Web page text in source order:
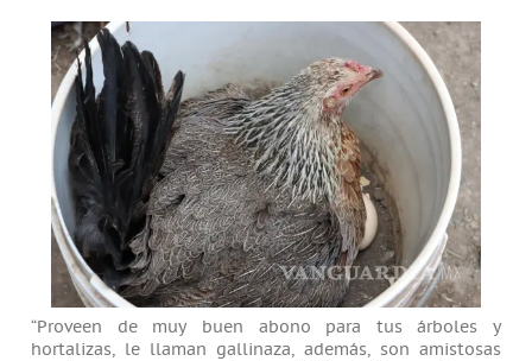
“Proveen de muy buen abono para tus árboles y
hortalizas, le llaman gallinaza, además, son amistosas